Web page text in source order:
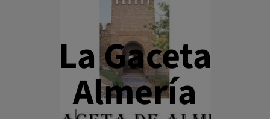
La Gaceta
Almería